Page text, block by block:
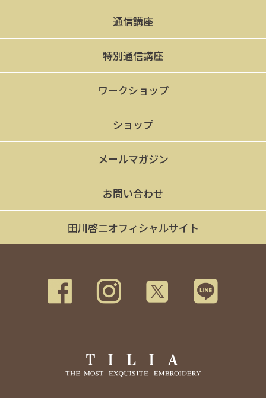
通信講座
特別通信講座
ワークショップ
ショップ
メールマガジン
お問い合わせ
田川啓二オフィシャルサイト